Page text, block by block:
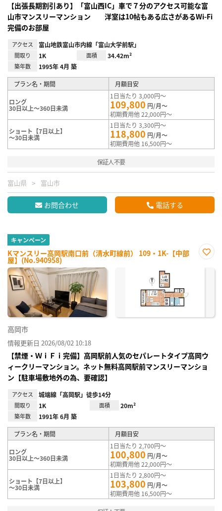
【出張長期割引あり】「富山西IC」車で７分のアクセス可能な富
山市マンスリーマンション 洋室は10帖もある広さがあるWi-Fi
完備のお部屋
アクセス 富山地鉄富山市内線「富山大学前駅」
間取り 1K 面積 34.42m²
築年数 1995年 4月 築
プラン名・期間 月額目安
ロング
30日以上～360日未満
1日当たり 3,000円～
109,800 円/月～
初期費用他 22,000円～
ショート【7日以上】
～30日未満
1日当たり 3,300円～
118,800 円/月～
初期費用他 16,500円～
保証人不要
富山県 富山市
お問合わせ 電話する
キャンペーン
Kマンスリー高岡駅南口前（清水町線前） 109・1K-【中部
屋】(No.940958)
に入
高岡市
情報更新日 2026/08/02 10:18
【禁煙・ＷｉＦｉ完備】高岡駅前人気のセパレートタイプ高岡ウ
ィークリーマンション。ネット無料高岡駅前マンスリーマンショ
ン【駐車場敷地外の為、要確認】
アクセス 城端線「高岡駅」徒歩14分
間取り 1K 面積 20m²
築年数 1991年 6月 築
プラン名・期間 月額目安
ロング
30日以上～360日未満
1日当たり 2,700円～
100,800 円/月～
初期費用他 22,000円～
ショート【7日以上】
～30日未満
1日当たり 2,800円～
103,800 円/月～
初期費用他 16,500円～